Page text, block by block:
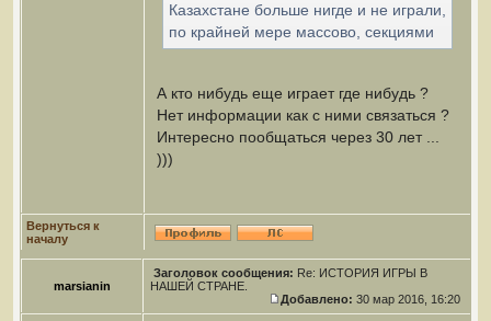
Казахстане больше нигде и не играли,
по крайней мере массово, секциями
А кто нибудь еще играет где нибудь ?
Нет информации как с ними связаться ?
Интересно пообщаться через 30 лет ...
)))
Вернуться к
началу
marsianin
Заголовок сообщения: Re: ИСТОРИЯ ИГРЫ В
НАШЕЙ СТРАНЕ.
Добавлено: 30 мар 2016, 16:20